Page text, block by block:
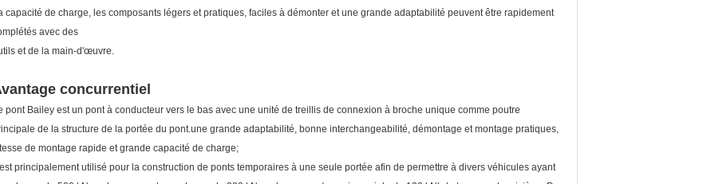
capacité de charge, les composants légers et pratiques, faciles à démonter et une grande adaptabilité peuvent être rapidement
avec des
et de la main-d'œuvre.
concurrentiel
pont Bailey est un pont à conducteur vers le bas avec une unité de treillis de connexion à broche unique comme poutre
de la structure de la portée du pont.une grande adaptabilité, bonne interchangeabilité, démontage et montage pratiques,
de montage rapide et grande capacité de charge;
est principalement utilisé pour la construction de ponts temporaires à une seule portée afin de permettre à divers véhicules ayant